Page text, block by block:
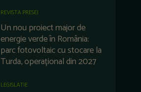
REVISTA PRESEI
Un nou proiect major de
energie verde în România:
parc fotovoltaic cu stocare la
Turda, operațional din 2027
LEGISLATIE